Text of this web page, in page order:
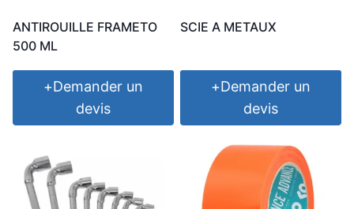
ANTIROUILLE FRAMETO
500 ML
+Demander un
devis
SCIE A METAUX
+Demander un
devis